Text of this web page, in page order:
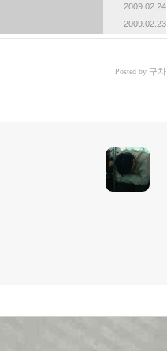
2009.02.24
2009.02.23
Posted by 구